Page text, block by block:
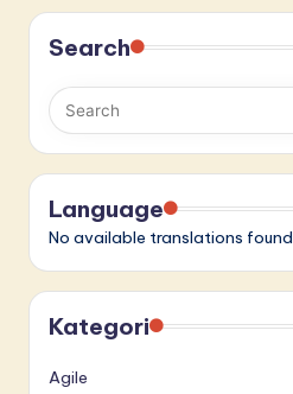
Search
Language
No available translations found
Kategori
Agile